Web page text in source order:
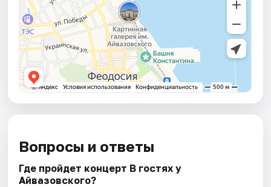
Вопросы и ответы
Где пройдет концерт В гостях у
Айвазовского?